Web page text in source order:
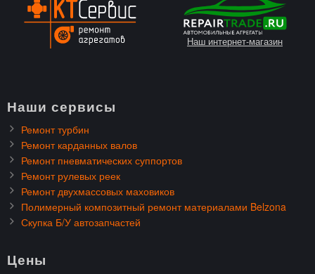
Наш интернет-магазин
Наши сервисы
Ремонт турбин
Ремонт карданных валов
Ремонт пневматических суппортов
Ремонт рулевых реек
Ремонт двухмассовых маховиков
Полимерный композитный ремонт материалами Belzona
Скупка Б/У автозапчастей
Цены